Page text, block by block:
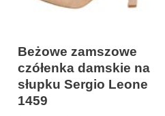
Beżowe zamszowe
czółenka damskie na
słupku Sergio Leone
1459